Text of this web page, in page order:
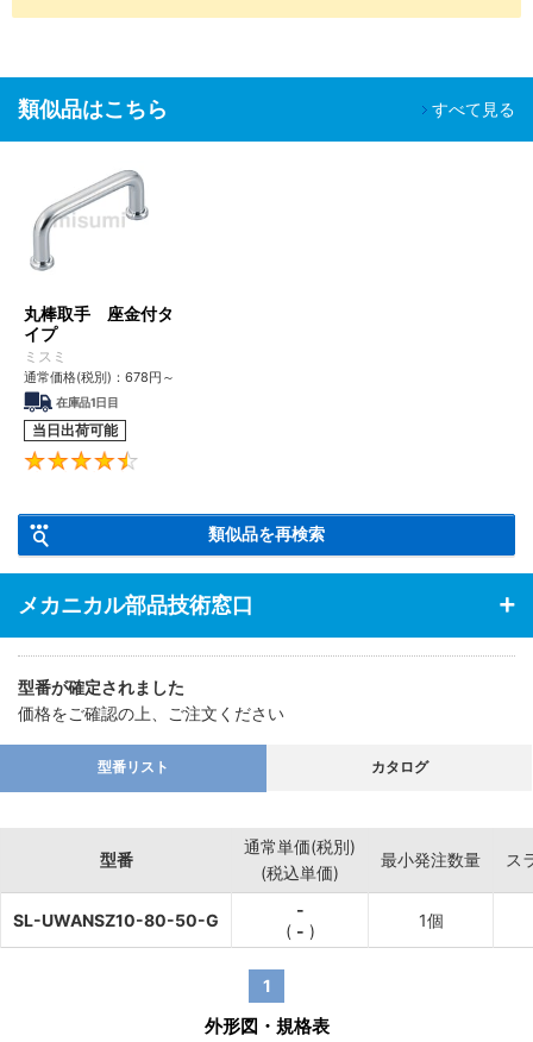
□□
重梱包粉塵除去
ラス10～1,000）
立後工程
車載カメラ
SHD-
□□
電解研磨
＋精密洗
脱気２
■ご留意事項
洗浄を行うことで、防錆を目的とした油分も一緒に除去されるた
め、未洗浄品に比べ錆びやすくなる場合があります。
適用場所や保管環境には十分ご注意くださいますようお願いいたし
ます。
【特長】・汎用的な丸棒取手の座面に、座金を付属した取手です。
類似品はこちら すべて見る
丸棒取手 座金付タ
イプ
ミスミ
通常価格(税別)： 678円 ～
在庫品1日目
当日出荷可能
類似品を再検索
メカニカル部品技術窓口
型番が確定されました
価格をご確認の上、ご注文ください
型番リスト カタログ
型番
通常単価(税別)
(税込単価)
最小発注数量 ス
SL-UWANSZ10-80-50-G
-
( - )
1個
1
外形図・規格表